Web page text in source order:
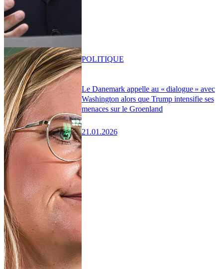
Le Danemark appelle au « dialogue » avec
Washington alors que Trump intensifie ses
menaces sur le Groenland
21.01.2026
POLITIQUE